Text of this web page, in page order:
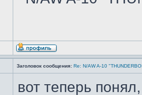
Заголовок сообщения: Re: N/AW A-10
вот теперь